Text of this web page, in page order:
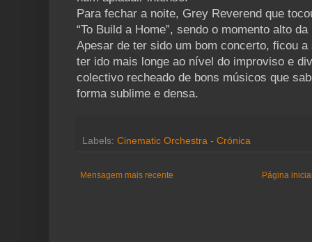
Para fechar a noite, Grey Reverend que
“To Build a Home”, sendo o momento alto da
Apesar de ter sido um bom concerto, ficou
ter ido mais longe ao nível do improviso e
colectivo recheado de bons músicos que
forma sublime e densa.
Labels: Cinematic Orchestra - Crónica
Mensagem mais recente Página